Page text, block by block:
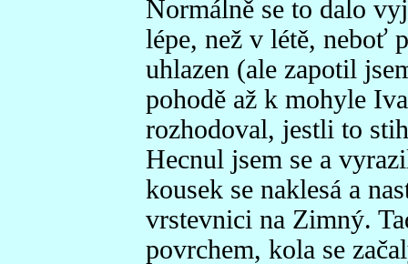
Normálně se to dalo
lépe, než v létě, neboť
uhlazen (ale zapotil
pohodě až k mohyle
rozhodoval, jestli to
Hecnul jsem se a
kousek se naklesá a
vrstevnici na Zimný.
povrchem, kola se